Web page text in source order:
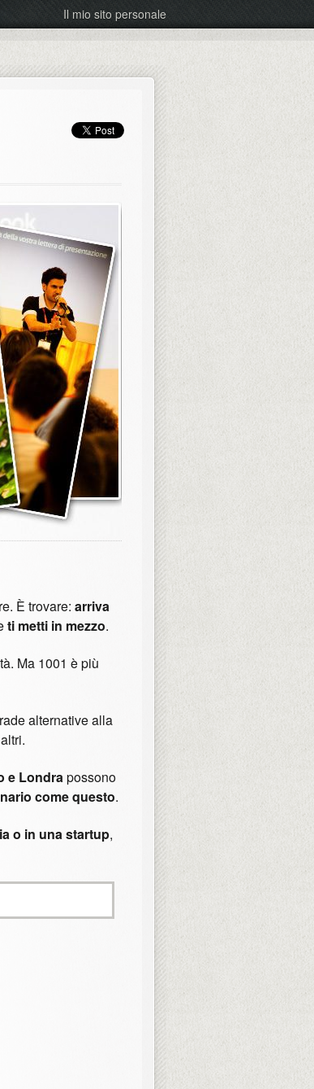
Il mio sito personale
È trovare: arriva
ti metti in mezzo.
Ma 1001 è più
alternative alla
e Londrapossono
come questo.
o in una startup,